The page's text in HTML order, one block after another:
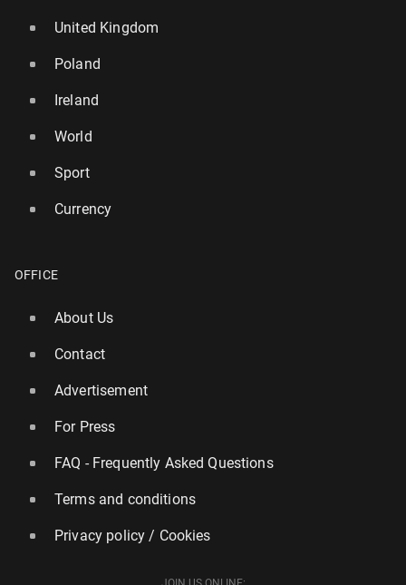
United Kingdom
Poland
Ireland
World
Sport
Currency
OFFICE
About Us
Contact
Advertisement
For Press
FAQ - Frequently Asked Questions
Terms and conditions
Privacy policy / Cookies